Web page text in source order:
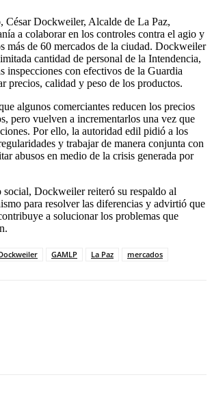
César Dockweiler, Alcalde de La Paz,
a colaborar en los controles contra el agio y
más de 60 mercados de la ciudad. Dockweiler
cantidad de personal de la Intendencia,
inspecciones con efectivos de la Guardia
precios, calidad y peso de los productos.
algunos comerciantes reducen los precios
pero vuelven a incrementarlos una vez que
Por ello, la autoridad edil pidió a los
y trabajar de manera conjunta con
abusos en medio de la crisis generada por
Dockweiler reiteró su respaldo al
para resolver las diferencias y advirtió que
a solucionar los problemas que
GAMLP La Paz mercados